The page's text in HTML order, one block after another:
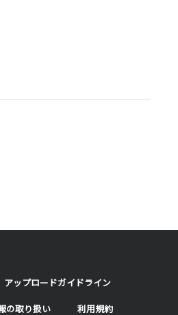
アップロードガイドライン
の取り扱い 利用規約